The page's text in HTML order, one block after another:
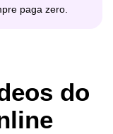
paga zero.
do